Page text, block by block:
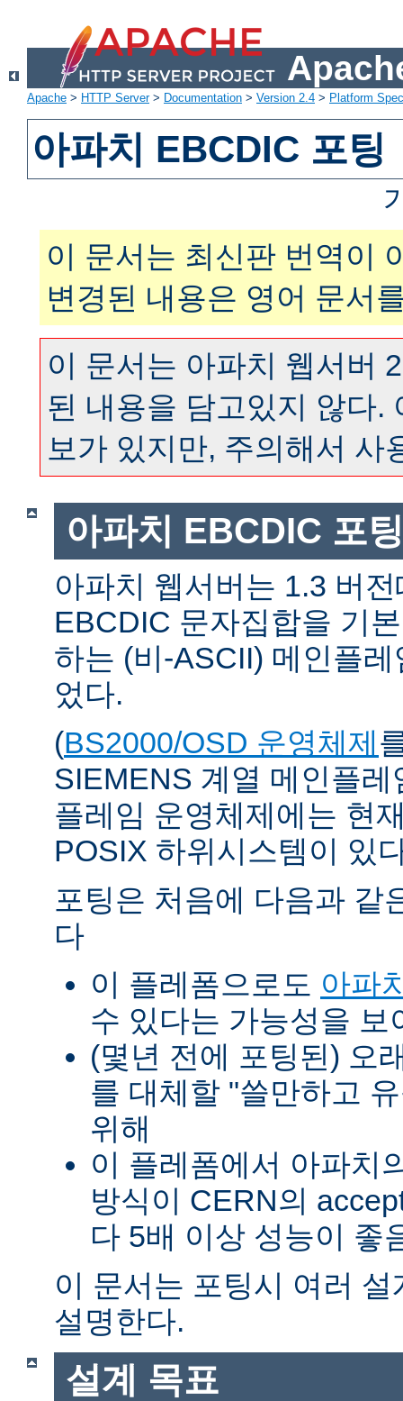
Apache > HTTP Server> Documentation > Version 2.4 > Platform
아파치 EBCDIC 포팅
이 문서는 최신판 번역이
변경된 내용은 영어 문서
이 문서는 아파치 웹서버
된 내용을 담고있지 않다.
보가 있지만, 주의해서 사
아파치 EBCDIC 포
아파치 웹서버는 1.3 버
EBCDIC 문자집합을 기
하는 (비-ASCII) 메인플
었다.
(BS2000/OSD 운영체제
SIEMENS 계열 메인플
플레임 운영체제에는 현
POSIX 하위시스템이 있
포팅은 처음에 다음과 같
다
이 플레폼으로도 아파
수 있다는 가능성을 보
(몇년 전에 포팅된) 오
를 대체할 "쓸만하고
위해
이 플레폼에서 아파치
방식이 CERN의
다 5배 이상 성능이 좋
이 문서는 포팅시 여러
설명한다.
설계 목표